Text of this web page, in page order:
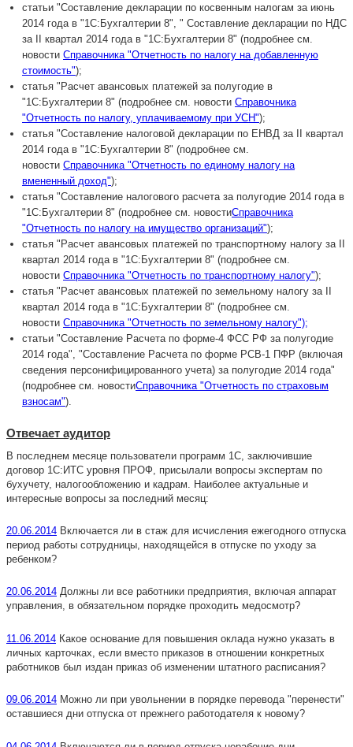
статьи "Составление декларации по косвенным налогам за июнь
2014 года в "1С:Бухгалтерии 8", " Составление декларации по НДС
за II квартал 2014 года в "1С:Бухгалтерии 8" (подробнее см.
новости Справочника "Отчетность по налогу на добавленную
стоимость");
статья "Расчет авансовых платежей за полугодие в
"1С:Бухгалтерии 8" (подробнее см. новости Справочника
"Отчетность по налогу, уплачиваемому при УСН");
статья "Составление налоговой декларации по ЕНВД за II квартал
2014 года в "1С:Бухгалтерии 8" (подробнее см.
новости Справочника "Отчетность по единому налогу на
вмененный доход");
статья "Составление налогового расчета за полугодие 2014 года в
"1С:Бухгалтерии 8" (подробнее см. новостиСправочника
"Отчетность по налогу на имущество организаций");
статья "Расчет авансовых платежей по транспортному налогу за II
квартал 2014 года в "1С:Бухгалтерии 8" (подробнее см.
новости Справочника "Отчетность по транспортному налогу");
статья "Расчет авансовых платежей по земельному налогу за II
квартал 2014 года в "1С:Бухгалтерии 8" (подробнее см.
новости Справочника "Отчетность по земельному налогу");
статьи "Составление Расчета по форме-4 ФСС РФ за полугодие
2014 года", "Составление Расчета по форме РСВ-1 ПФР (включая
сведения персонифицированного учета) за полугодие 2014 года"
(подробнее см. новостиСправочника "Отчетность по страховым
взносам").
Отвечает аудитор
В последнем месяце пользователи программ 1С, заключившие
договор 1С:ИТС уровня ПРОФ, присылали вопросы экспертам по
бухучету, налогообложению и кадрам. Наиболее актуальные и
интересные вопросы за последний месяц:
20.06.2014 Включается ли в стаж для исчисления ежегодного отпуска
период работы сотрудницы, находящейся в отпуске по уходу за
ребенком?
20.06.2014 Должны ли все работники предприятия, включая аппарат
управления, в обязательном порядке проходить медосмотр?
11.06.2014 Какое основание для повышения оклада нужно указать в
личных карточках, если вместо приказов в отношении конкретных
работников был издан приказ об изменении штатного расписания?
09.06.2014 Можно ли при увольнении в порядке перевода "перенести"
оставшиеся дни отпуска от прежнего работодателя к новому?